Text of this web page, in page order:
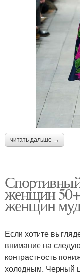
читать дальше →
женщин
женщин
Если хотите
внимание на
контрастность
холодным. Черный